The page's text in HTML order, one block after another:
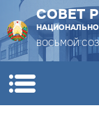
СОВЕТ
ВОСЬМОЙ